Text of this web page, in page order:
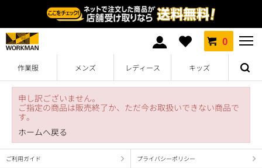
0
作業服 メンズ レディース キッズ
申し訳ございません。
ご指定の商品は販売終了か、ただ今お取扱いできない商品で
す。
ホームへ戻る
ご利用ガイド プライバシーポリシー